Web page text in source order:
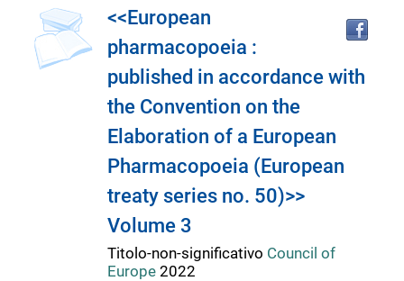
Dettaglio
del
documento
copertina
<<European
pharmacopoeia :
published in accordance with
the Convention on the
Elaboration of a European
Pharmacopoeia (European
treaty series no. 50)>>
Volume 3
Titolo-non-significativo Council of
Europe 2022